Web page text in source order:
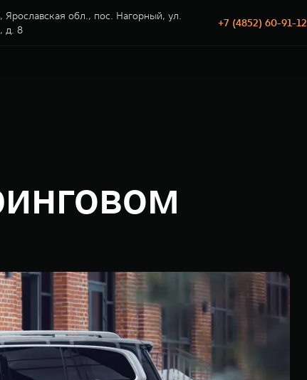
Ярославская обл., пос. Нагорный, ул.
д. 8
+7 (4852) 60-91-12